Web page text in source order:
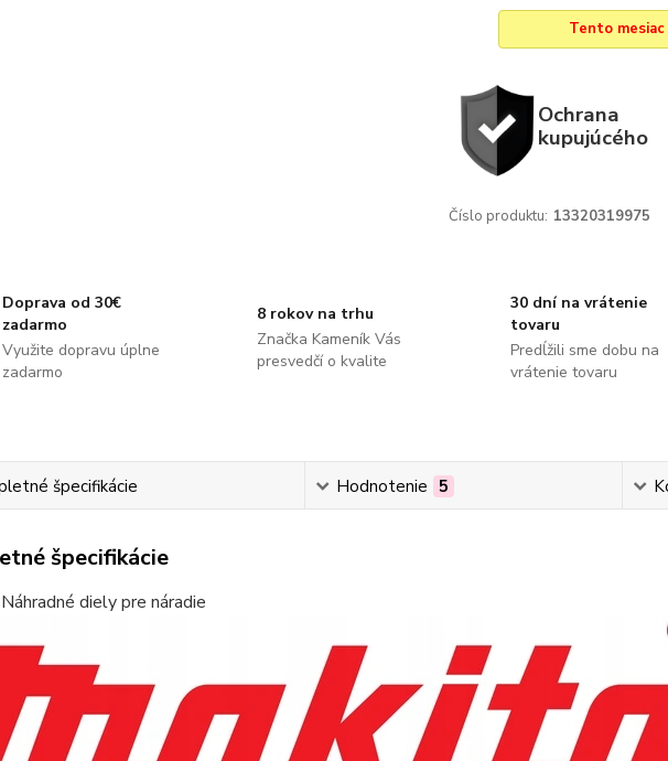
Tento mesiac
Ochrana
kupujúcého
Číslo produktu: 13320319975
Doprava od 30€
zadarmo
Využite dopravu úplne
zadarmo
8 rokov na trhu
Značka Kameník Vás
presvedčí o kvalite
30 dní na vrátenie
tovaru
Predĺžili sme dobu na
vrátenie tovaru
špecifikácie Hodnotenie 5
špecifikácie
diely pre náradie